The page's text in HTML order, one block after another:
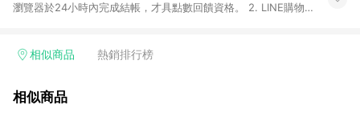
瀏覽器於24小時內完成結帳，才具點數回饋資格。 2. LINE購物
單，皆不在點數回饋範圍內。 3. 如購買以下類別商品，將無法獲
球嚴選、商城、專案商品、「草莓網」全館商品。 4. 如取消訂
相似商品 熱銷排行榜
相似商品